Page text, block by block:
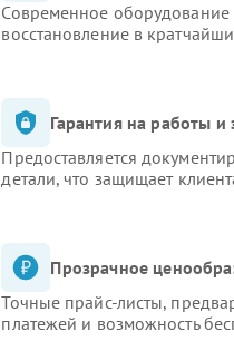
Современное оборудование
восстановление в
Гарантия на работы и
Предоставляется
детали, что защищает
Прозрачное
Точные прайс-листы,
платежей и возможность